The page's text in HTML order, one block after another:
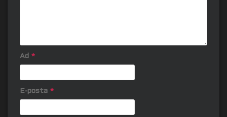
Ad *
E-posta *